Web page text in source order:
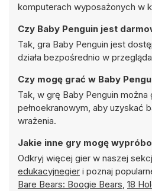
komputerach wyposażonych w
Czy Baby Penguin jest
Tak, gra Baby Penguin jest
działa bezpośrednio w
Czy mogę grać w Baby
Tak, w grę Baby Penguin
pełnoekranowym, aby uzyskać
wrażenia.
Jakie inne gry mogę
Odkryj więcej gier w naszej
edukacyjnegier i poznaj
Bare Bears: Boogie Bears, 18